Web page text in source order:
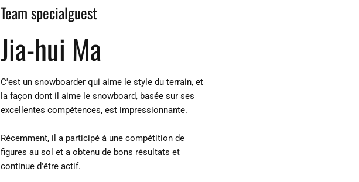
Team specialguest
Jia-hui Ma
C'est un snowboarder qui aime le style du terrain, et
la façon dont il aime le snowboard, basée sur ses
excellentes compétences, est impressionnante.
Récemment, il a participé à une compétition de
figures au sol et a obtenu de bons résultats et
continue d'être actif.